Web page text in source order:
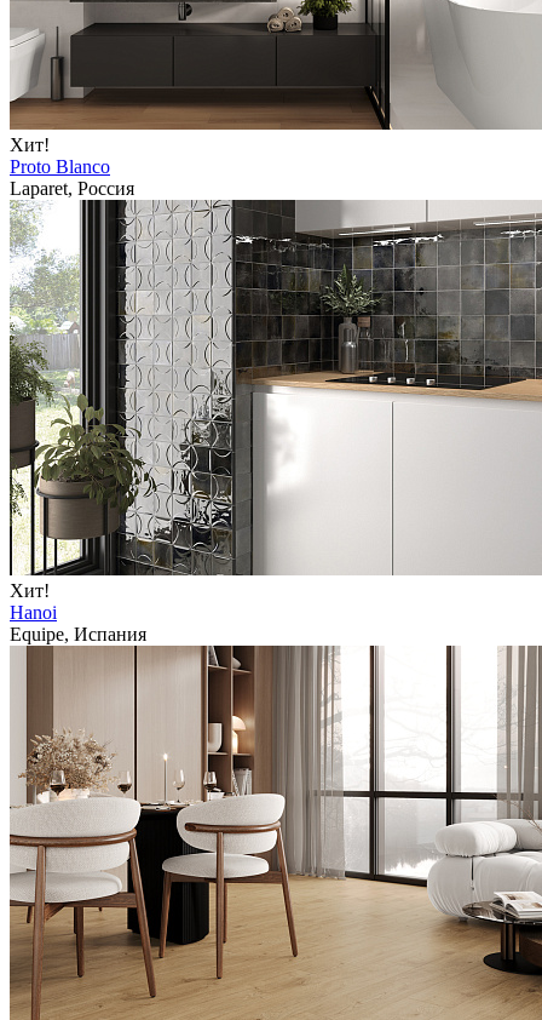
Хит!
Proto Blanco
Laparet, Россия
Хит!
Hanoi
Equipe, Испания